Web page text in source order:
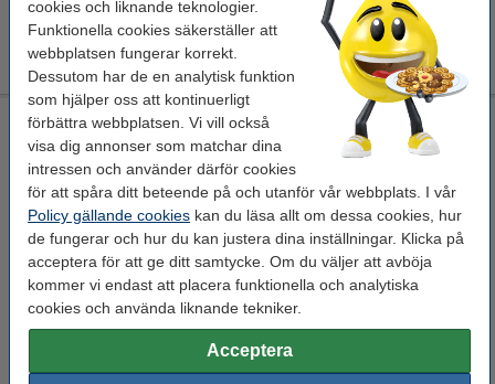
cookies och liknande teknologier.
Funktionella cookies säkerställer att
webbplatsen fungerar korrekt.
Dessutom har de en analytisk funktion
som hjälper oss att kontinuerligt
förbättra webbplatsen. Vi vill också
visa dig annonser som matchar dina
intressen och använder därför cookies
för att spåra ditt beteende på och utanför vår webbplats. I vår
Policy gällande cookies kan du läsa allt om dessa cookies, hur
de fungerar och hur du kan justera dina inställningar. Klicka på
acceptera för att ge ditt samtycke. Om du väljer att avböja
kommer vi endast att placera funktionella och analytiska
cookies och använda liknande tekniker.
Acceptera
Gelpenna 0.5mm | 123ink | blå
12 kr
Gelpenna Quick Dry | BIC Gel-Ocity | röd
BIC röd röd 0,3 mm
Se specifikationerna och beskrivningen
i lager
Beställ nu så skickar vi på måndag!
29 kr
Spara med varumärket 123ink!
Gelpenna 0.5mm | 123ink | röd